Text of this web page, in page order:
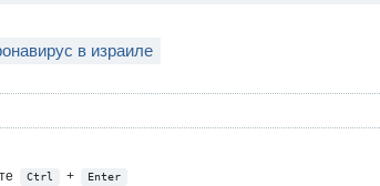
в израиле
Ctrl + Enter